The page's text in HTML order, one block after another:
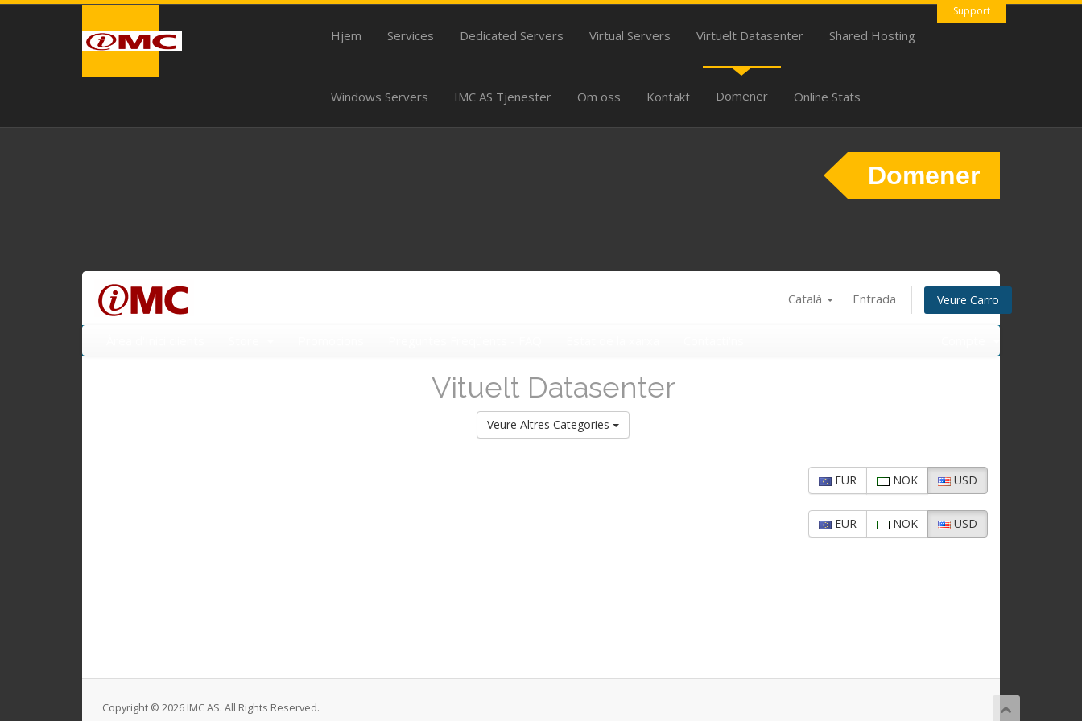
Support
Hjem Services Dedicated Servers Virtual Servers Virtuelt Datasenter Shared Hosting
Windows Servers IMC AS Tjenester Om oss Kontakt Domener Online Stats
Domener
Català Entrada Veure Carro
Vituelt Datasenter
Veure Altres Categories
EUR NOK USD
EUR NOK USD
Copyright © 2026 IMC AS. All Rights Reserved.